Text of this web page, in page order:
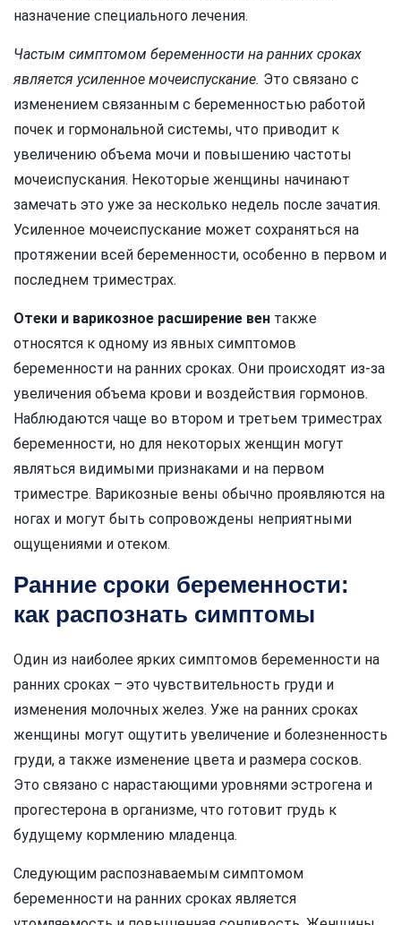
назначение специального лечения.
Частым симптомом беременности на ранних сроках
является усиленное мочеиспускание. Это связано с
изменением связанным с беременностью работой
почек и гормональной системы, что приводит к
увеличению объема мочи и повышению частоты
мочеиспускания. Некоторые женщины начинают
замечать это уже за несколько недель после зачатия.
Усиленное мочеиспускание может сохраняться на
протяжении всей беременности, особенно в первом и
последнем триместрах.
Отеки и варикозное расширение вен также
относятся к одному из явных симптомов
беременности на ранних сроках. Они происходят из-за
увеличения объема крови и воздействия гормонов.
Наблюдаются чаще во втором и третьем триместрах
беременности, но для некоторых женщин могут
являться видимыми признаками и на первом
триместре. Варикозные вены обычно проявляются на
ногах и могут быть сопровождены неприятными
ощущениями и отеком.
Ранние сроки беременности:
как распознать симптомы
Один из наиболее ярких симптомов беременности на
ранних сроках – это чувствительность груди и
изменения молочных желез. Уже на ранних сроках
женщины могут ощутить увеличение и болезненность
груди, а также изменение цвета и размера сосков.
Это связано с нарастающими уровнями эстрогена и
прогестерона в организме, что готовит грудь к
будущему кормлению младенца.
Следующим распознаваемым симптомом
беременности на ранних сроках является